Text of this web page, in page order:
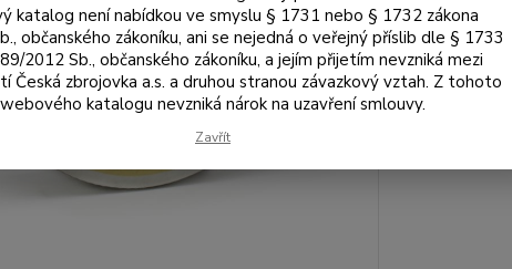
Výrobce:
katalog není nabídkou ve smyslu § 1731 nebo § 1732 zákona
občanského zákoníku, ani se nejedná o veřejný příslib dle § 1733
2012 Sb., občanského zákoníku, a jejím přijetím nevzniká mezi
Česká zbrojovka a.s. a druhou stranou závazkový vztah. Z tohoto
webového katalogu nevzniká nárok na uzavření smlouvy.
Zavřít